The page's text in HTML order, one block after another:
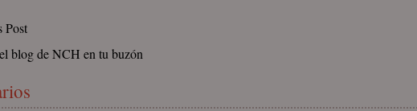
Post
blog de NCH en tu buzón